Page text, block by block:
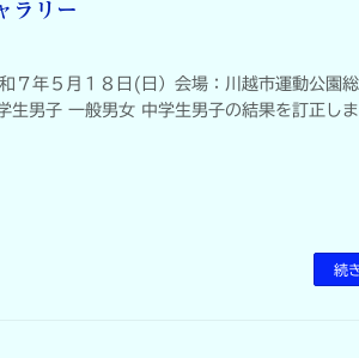
ラリー
７年５月１８日(日）会場：川越市運動公園
男子 一般男女 中学生男子の結果を訂正し
続